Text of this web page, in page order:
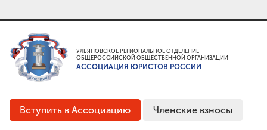
УЛЬЯНОВСКОЕ РЕГИОНАЛЬНОЕ ОТДЕЛЕНИЕ
ОБЩЕРОССИЙСКОЙ ОБЩЕСТВЕННОЙ ОРГАНИЗАЦИИ
АССОЦИАЦИЯ ЮРИСТОВ РОССИИ
Вступить в Ассоциацию Членские взносы